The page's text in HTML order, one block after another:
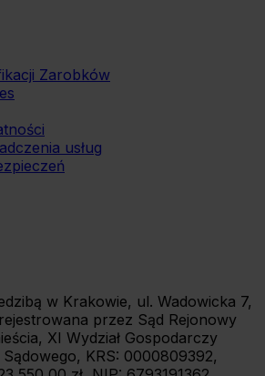
Zarobków
usług
w Krakowie, ul. Wadowicka 7,
przez Sąd Rejonowy
XI Wydział Gospodarczy
KRS: 0000809392,